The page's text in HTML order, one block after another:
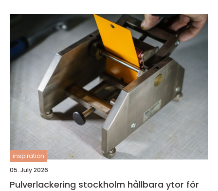
inspiration
05. July 2026
Pulverlackering stockholm hållbara ytor för